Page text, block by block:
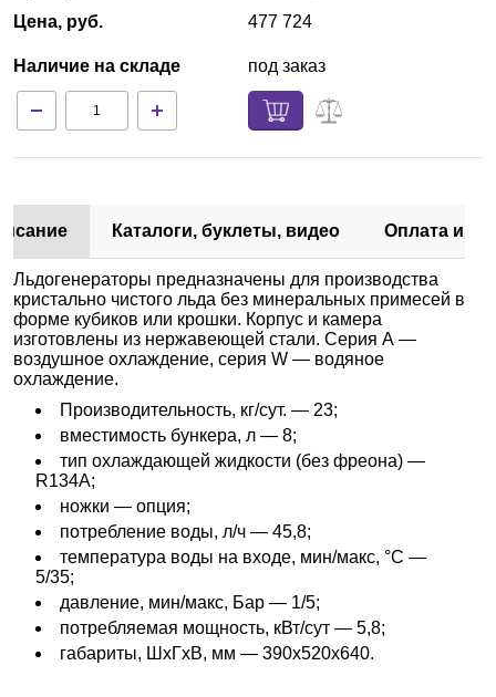
Партнеры
Доставка и оплата
Цена, руб.
Наличие на складе
477 724
под заказ
Каталоги, буклеты, видео Оплата и
Льдогенераторы предназначены для производства
кристально чистого льда без минеральных примесей в
форме кубиков или крошки. Корпус и камера
изготовлены из нержавеющей стали. Серия А —
воздушное охлаждение, серия W — водяное
охлаждение.
Производительность, кг/сут. — 23;
вместимость бункера, л — 8;
тип охлаждающей жидкости (без фреона) —
R134A;
ножки — опция;
потребление воды, л/ч — 45,8;
температура воды на входе, мин/макс, °С —
5/35;
давление, мин/макс, Бар — 1/5;
потребляемая мощность, кВт/сут — 5,8;
габариты, ШхГхВ, мм — 390х520х640.